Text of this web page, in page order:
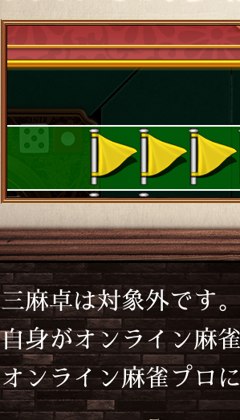
三麻卓は対象外です
自身がオンライン麻
オンライン麻雀プロ